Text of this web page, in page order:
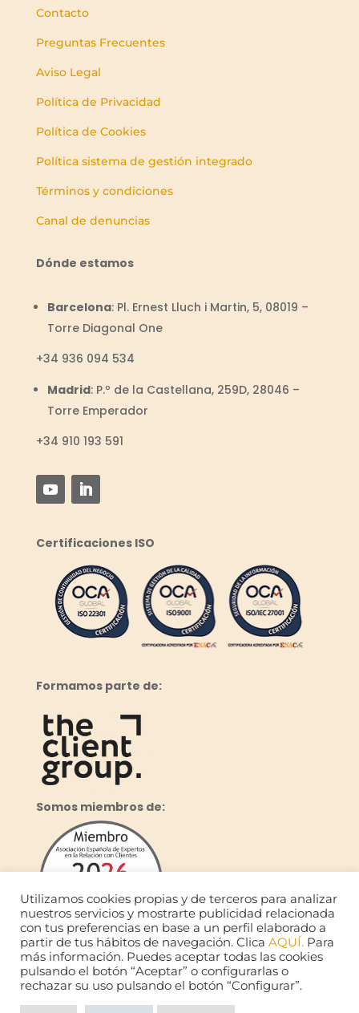
Contacto
Preguntas Frecuentes
Aviso Legal
Política de Privacidad
Política de Cookies
Política sistema de gestión integrado
Términos y condiciones
Canal de denuncias
Dónde estamos
Barcelona: Pl. Ernest Lluch i Martin, 5, 08019 –
Torre Diagonal One
+34 936 094 534
Madrid: P.º de la Castellana, 259D, 28046 –
Torre Emperador
+34 910 193 591
Certificaciones ISO
Formamos parte de:
Somos miembros de:
Utilizamos cookies propias y de terceros para analizar
nuestros servicios y mostrarte publicidad relacionada
con tus preferencias en base a un perfil elaborado a
partir de tus hábitos de navegación. Clica AQUÍ. Para
más información. Puedes aceptar todas las cookies
pulsando el botón “Aceptar” o configurarlas o
rechazar su uso pulsando el botón “Configurar”.